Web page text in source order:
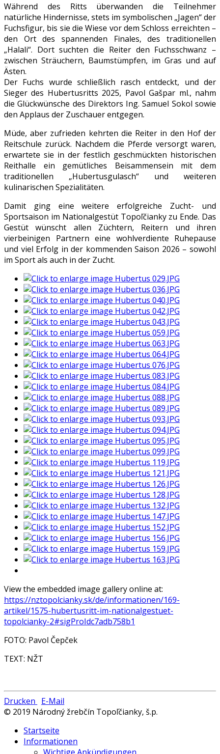
Während des Ritts überwanden die Teilnehmer
natürliche Hindernisse, stets im symbolischen „Jagen“ der
Fuchsfigur, bis sie die Wiese vor dem Schloss erreichten –
den Ort des spannenden Finales, des traditionellen
„Halali“. Dort suchten die Reiter den Fuchsschwanz –
zwischen Sträuchern, Baumstümpfen, im Gras und auf
Ästen.
Der Fuchs wurde schließlich rasch entdeckt, und der
Sieger des Hubertusritts 2025, Pavol Gašpar ml., nahm
die Glückwünsche des Direktors Ing. Samuel Sokol sowie
den Applaus der Zuschauer entgegen.
Müde, aber zufrieden kehrten die Reiter in den Hof der
Reitschule zurück. Nachdem die Pferde versorgt waren,
erwartete sie in der festlich geschmückten historischen
Reithalle ein gemütliches Beisammensein mit dem
traditionellen „Hubertusgulasch“ und weiteren
kulinarischen Spezialitäten.
Damit ging eine weitere erfolgreiche Zucht- und
Sportsaison im Nationalgestüt Topoľčianky zu Ende. Das
Gestüt wünscht allen Züchtern, Reitern und ihren
vierbeinigen Partnern eine wohlverdiente Ruhepause
und viel Erfolg in der kommenden Saison 2026 – sowohl
im Sport als auch in der Zucht.
View the embedded image gallery online at:
https://nztopolcianky.sk/de/informationen/169-
artikel/1575-hubertusritt-im-nationalgestuet-
topolcianky-2#sigProIdc7adb758b1
FOTO: Pavol Čepček
TEXT: NŽT
Drucken
E-Mail
© 2019 Národný žrebčín Topoľčianky, š.p.
Startseite
Informationen